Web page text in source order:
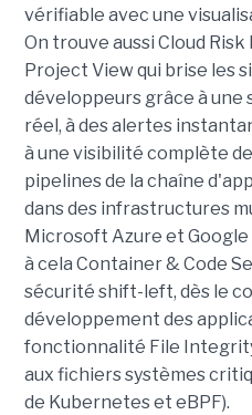
vérifiable avec une
On trouve aussi Cloud
Project View qui brise les
développeurs grâce à une
réel, à des alertes
à une visibilité complète
pipelines de la chaîne
dans des infrastructures
Microsoft Azure et
à cela Container & Code
sécurité shift-left, dès le
développement des
fonctionnalité File
aux fichiers systèmes
de Kubernetes et eBPF).